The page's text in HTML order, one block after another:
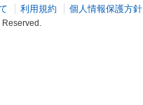
利用規約 個人情報保護方針